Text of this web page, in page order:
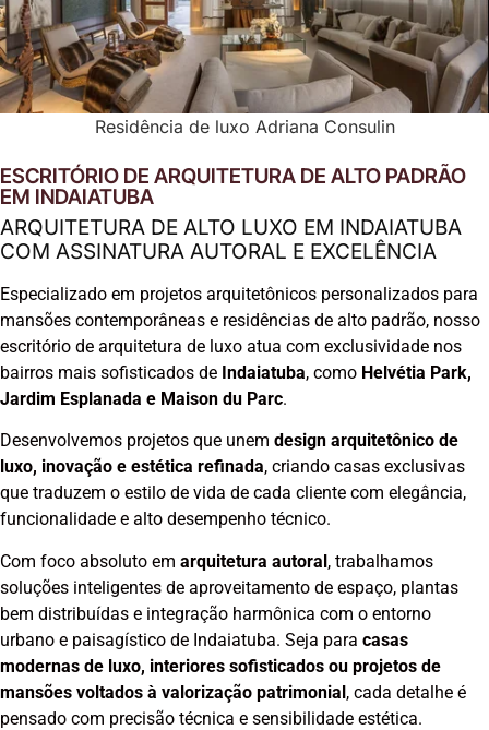
Residência de luxo Adriana Consulin
ESCRITÓRIO DE ARQUITETURA DE ALTO PADRÃO
EM INDAIATUBA
ARQUITETURA DE ALTO LUXO EM INDAIATUBA
COM ASSINATURA AUTORAL E EXCELÊNCIA
Especializado em projetos arquitetônicos personalizados para
mansões contemporâneas e residências de alto padrão, nosso
escritório de arquitetura de luxo atua com exclusividade nos
bairros mais sofisticados de Indaiatuba, como Helvétia Park,
Jardim Esplanada e Maison du Parc.
Desenvolvemos projetos que unem design arquitetônico de
luxo, inovação e estética refinada, criando casas exclusivas
que traduzem o estilo de vida de cada cliente com elegância,
funcionalidade e alto desempenho técnico.
Com foco absoluto em arquitetura autoral, trabalhamos
soluções inteligentes de aproveitamento de espaço, plantas
bem distribuídas e integração harmônica com o entorno
urbano e paisagístico de Indaiatuba. Seja para casas
modernas de luxo, interiores sofisticados ou projetos de
mansões voltados à valorização patrimonial, cada detalhe é
pensado com precisão técnica e sensibilidade estética.